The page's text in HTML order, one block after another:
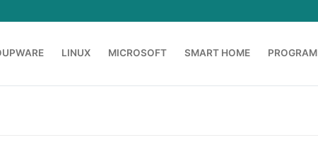
LINUX MICROSOFT SMART HOME